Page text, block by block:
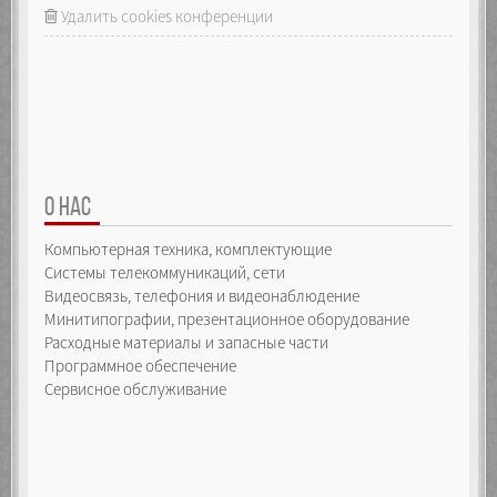
defineIndexProperty(index);
raiseEvent({
});
Object.defineProperty(_self, "pop", {
configurable: false,
enumerable: false,
writable: false,
value: function() {
if (_array.length > -1) {
var index = _array.length - 1,
item = _array.pop();
delete _self[index];
raiseEvent({
Удалить cookies конференции
О НАС
Компьютерная техника, комплектующие
Системы телекоммуникаций, сети
Видеосвязь, телефония и видеонаблюдение
Минитипографии, презентационное оборудование
Расходные материалы и запасные части
Программное обеспечение
Сервисное обслуживание